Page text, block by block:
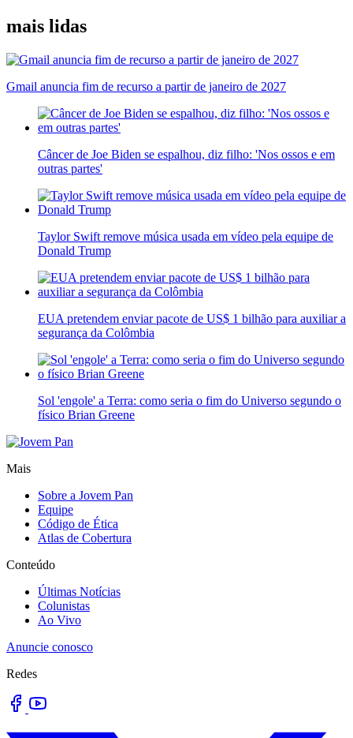
mais lidas
Gmail anuncia fim de recurso a partir de janeiro de 2027
Câncer de Joe Biden se espalhou, diz filho: 'Nos ossos e em
outras partes'
Taylor Swift remove música usada em vídeo pela equipe de
Donald Trump
EUA pretendem enviar pacote de US$ 1 bilhão para auxiliar a
segurança da Colômbia
Sol 'engole' a Terra: como seria o fim do Universo segundo o
físico Brian Greene
Mais
Sobre a Jovem Pan
Equipe
Código de Ética
Atlas de Cobertura
Conteúdo
Últimas Notícias
Colunistas
Ao Vivo
Anuncie conosco
Redes